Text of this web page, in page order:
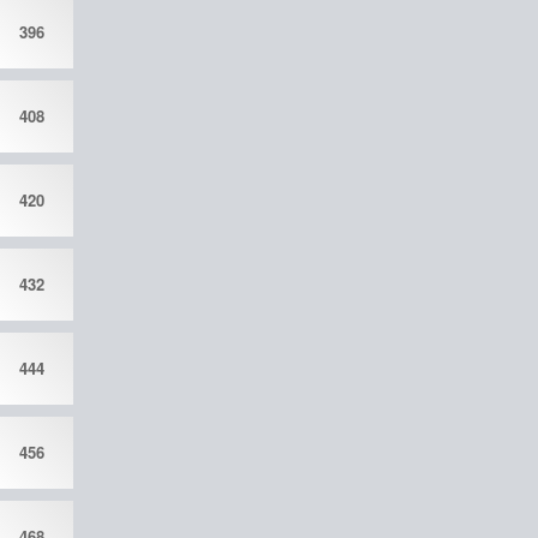
396
408
420
432
444
456